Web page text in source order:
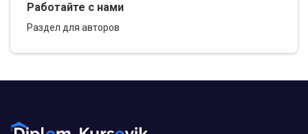
Работайте с нами
Раздел для авторов